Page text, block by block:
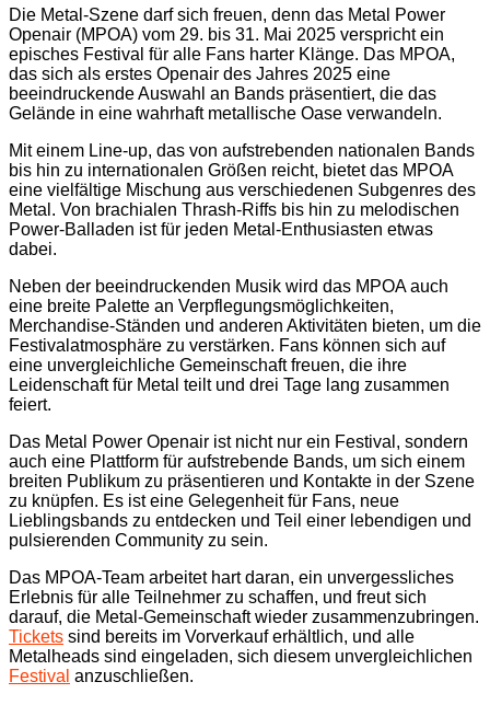
Die Metal-Szene darf sich freuen, denn das Metal Power
Openair (MPOA) vom 29. bis 31. Mai 2025 verspricht ein
episches Festival für alle Fans harter Klänge. Das MPOA,
das sich als erstes Openair des Jahres 2025 eine
beeindruckende Auswahl an Bands präsentiert, die das
Gelände in eine wahrhaft metallische Oase verwandeln.
Mit einem Line-up, das von aufstrebenden nationalen Bands
bis hin zu internationalen Größen reicht, bietet das MPOA
eine vielfältige Mischung aus verschiedenen Subgenres des
Metal. Von brachialen Thrash-Riffs bis hin zu melodischen
Power-Balladen ist für jeden Metal-Enthusiasten etwas
dabei.
Neben der beeindruckenden Musik wird das MPOA auch
eine breite Palette an Verpflegungsmöglichkeiten,
Merchandise-Ständen und anderen Aktivitäten bieten, um die
Festivalatmosphäre zu verstärken. Fans können sich auf
eine unvergleichliche Gemeinschaft freuen, die ihre
Leidenschaft für Metal teilt und drei Tage lang zusammen
feiert.
Das Metal Power Openair ist nicht nur ein Festival, sondern
auch eine Plattform für aufstrebende Bands, um sich einem
breiten Publikum zu präsentieren und Kontakte in der Szene
zu knüpfen. Es ist eine Gelegenheit für Fans, neue
Lieblingsbands zu entdecken und Teil einer lebendigen und
pulsierenden Community zu sein.
Das MPOA-Team arbeitet hart daran, ein unvergessliches
Erlebnis für alle Teilnehmer zu schaffen, und freut sich
darauf, die Metal-Gemeinschaft wieder zusammenzubringen.
Tickets sind bereits im Vorverkauf erhältlich, und alle
Metalheads sind eingeladen, sich diesem unvergleichlichen
Festival anzuschließen.